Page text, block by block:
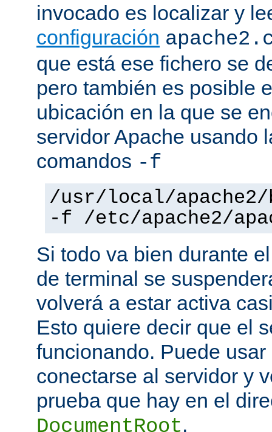
invocado es localizar y
configuración
que está ese fichero se
pero también es posible
ubicación en la que se
servidor Apache usando
comandos -f
/usr/local/
-f /etc/apache2/
Si todo va bien durante
de terminal se
volverá a estar activa
Esto quiere decir que el
funcionando. Puede
conectarse al servidor y
prueba que hay en el
DocumentRoot.